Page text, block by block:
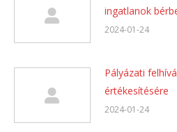
ingatlanok
2024-01-24
Pályázati
értékesítésére
2024-01-24